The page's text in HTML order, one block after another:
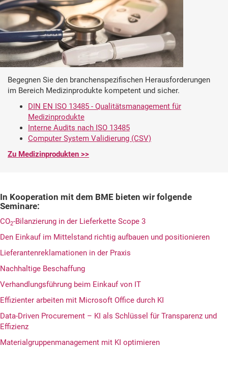
Begegnen Sie den branchenspezifischen Herausforderungen
im Bereich Medizinprodukte kompetent und sicher.
DIN EN ISO 13485 - Qualitätsmanagement für
Medizinprodukte
Interne Audits nach ISO 13485
Computer System Validierung (CSV)
Zu Medizinprodukten >>
In Kooperation mit dem BME bieten wir folgende
Seminare:
CO2-Bilanzierung in der Lieferkette Scope 3
Den Einkauf im Mittelstand richtig aufbauen und positionieren
Lieferantenreklamationen in der Praxis
Nachhaltige Beschaffung
Verhandlungsführung beim Einkauf von IT
Effizienter arbeiten mit Microsoft Office durch KI
Data-Driven Procurement – KI als Schlüssel für Transparenz und
Effizienz
Materialgruppenmanagement mit KI optimieren